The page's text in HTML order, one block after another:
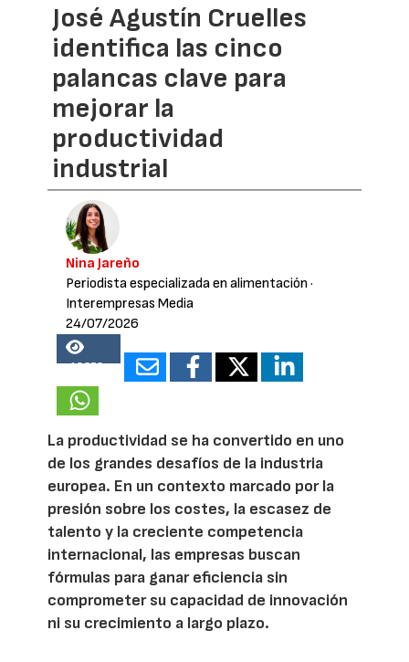
José Agustín Cruelles
identifica las cinco
palancas clave para
mejorar la
productividad
industrial
Nina Jareño
Periodista especializada en alimentación ·
Interempresas Media
24/07/2026
18352
La productividad se ha convertido en uno
de los grandes desafíos de la industria
europea. En un contexto marcado por la
presión sobre los costes, la escasez de
talento y la creciente competencia
internacional, las empresas buscan
fórmulas para ganar eficiencia sin
comprometer su capacidad de innovación
ni su crecimiento a largo plazo.